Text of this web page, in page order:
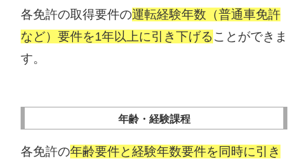
各免許の取得要件の運転経験年数（普通車免許
など）要件を1年以上に引き下げる ことができま
す。
年齢・経験課程
各免許の年齢要件と経験年数要件を同時に引き